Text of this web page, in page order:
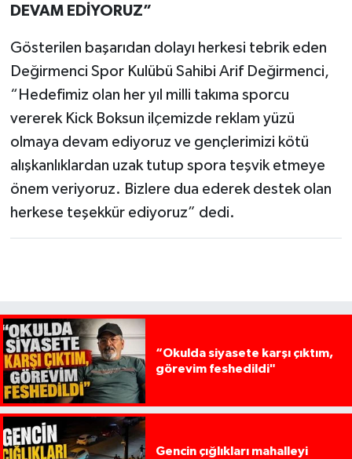
DEVAM EDİYORUZ”
Gösterilen başarıdan dolayı herkesi tebrik eden
Değirmenci Spor Kulübü Sahibi Arif Değirmenci,
“Hedefimiz olan her yıl milli takıma sporcu
vererek Kick Boksun ilçemizde reklam yüzü
olmaya devam ediyoruz ve gençlerimizi kötü
alışkanlıklardan uzak tutup spora teşvik etmeye
önem veriyoruz. Bizlere dua ederek destek olan
herkese teşekkür ediyoruz” dedi.
“Okulda siyasete karşı çıktım,
görevim feshedildi"
Gencin çığlıkları mahalleyi